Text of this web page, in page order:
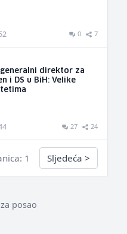
0 7
direktor za
i DS u BiH: Velike
27 24
1 Sljedeća >
posao